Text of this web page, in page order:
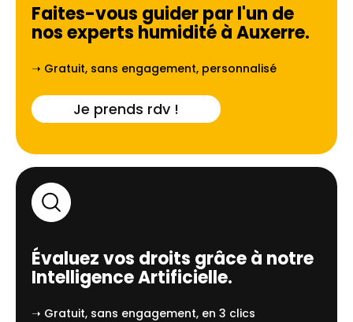
Faites-vous guider par l'un de
nos experts humidité àAuxerre.
➝ Gratuit, sans engagement, personnalisé
Je prends rdv !
Évaluez vos droits grâce à notre
Intelligence Artificielle.
➝ Gratuit, sans engagement, en 3 clics